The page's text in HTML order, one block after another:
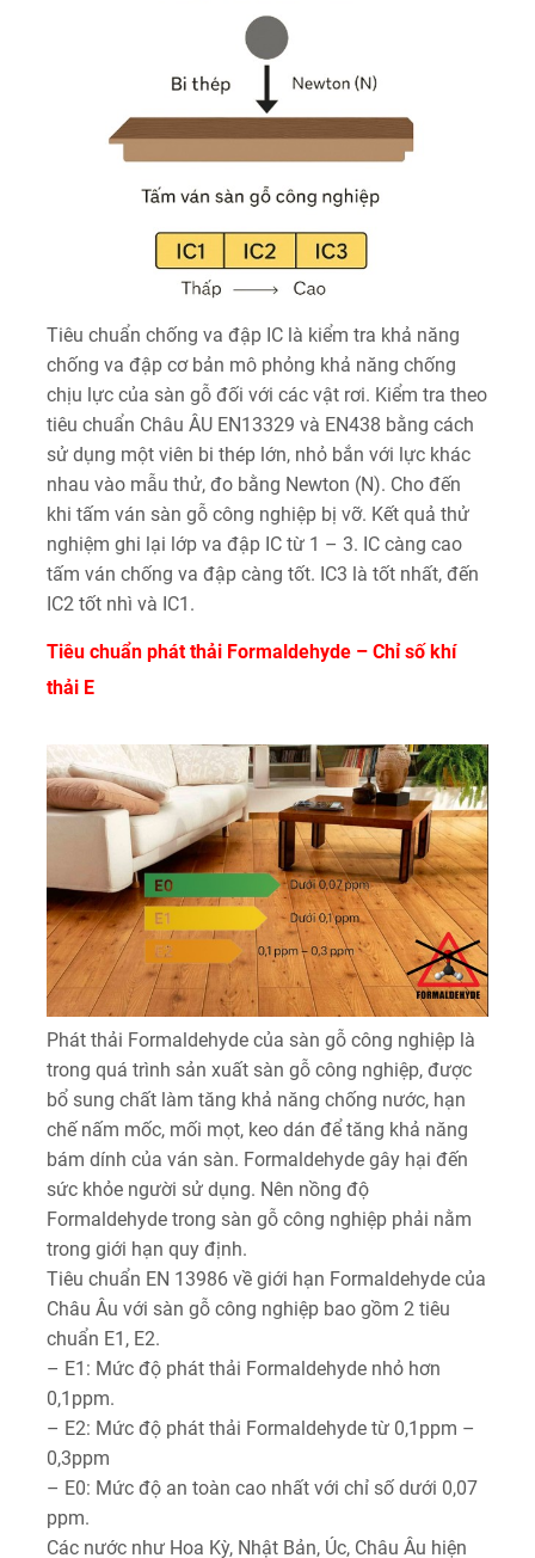
Tiêu chuẩn chống va đập IC là kiểm tra khả năng
chống va đập cơ bản mô phỏng khả năng chống
chịu lực của sàn gỗ đối với các vật rơi. Kiểm tra theo
tiêu chuẩn Châu ÂU EN13329 và EN438 bằng cách
sử dụng một viên bi thép lớn, nhỏ bắn với lực khác
nhau vào mẫu thử, đo bằng Newton (N). Cho đến
khi tấm ván sàn gỗ công nghiệp bị vỡ. Kết quả thử
nghiệm ghi lại lớp va đập IC từ 1 – 3. IC càng cao
tấm ván chống va đập càng tốt. IC3 là tốt nhất, đến
IC2 tốt nhì và IC1.
Tiêu chuẩn phát thải Formaldehyde – Chỉ số khí
thải E
Phát thải Formaldehyde của sàn gỗ công nghiệp là
trong quá trình sản xuất sàn gỗ công nghiệp, được
bổ sung chất làm tăng khả năng chống nước, hạn
chế nấm mốc, mối mọt, keo dán để tăng khả năng
bám dính của ván sàn. Formaldehyde gây hại đến
sức khỏe người sử dụng. Nên nồng độ
Formaldehyde trong sàn gỗ công nghiệp phải nằm
trong giới hạn quy định.
Tiêu chuẩn EN 13986 về giới hạn Formaldehyde của
Châu Âu với sàn gỗ công nghiệp bao gồm 2 tiêu
chuẩn E1, E2.
– E1: Mức độ phát thải Formaldehyde nhỏ hơn
0,1ppm.
– E2: Mức độ phát thải Formaldehyde từ 0,1ppm –
0,3ppm
– E0: Mức độ an toàn cao nhất với chỉ số dưới 0,07
ppm.
Các nước như Hoa Kỳ, Nhật Bản, Úc, Châu Âu hiện